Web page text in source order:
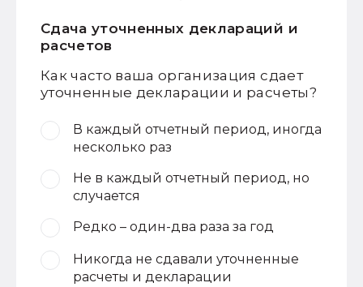
Сдача уточненных деклараций и
расчетов
Как часто ваша организация сдает
уточненные декларации и расчеты?
В каждый отчетный период, иногда
несколько раз
Не в каждый отчетный период, но
случается
Редко – один-два раза за год
Никогда не сдавали уточненные
расчеты и декларации